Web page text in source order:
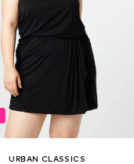
URBAN CLASSICS